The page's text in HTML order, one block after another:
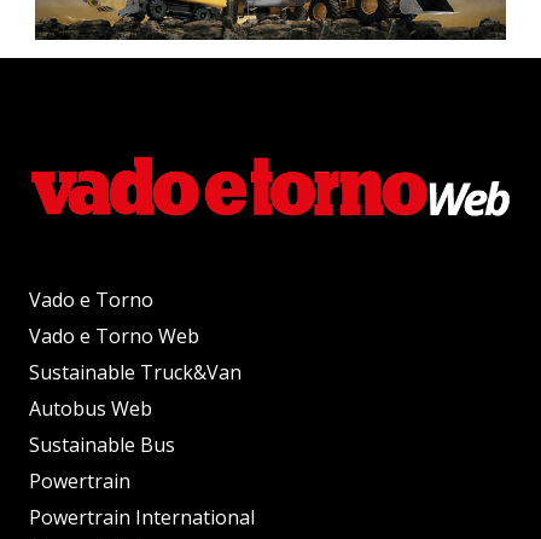
Vado e Torno
Vado e Torno Web
Sustainable Truck&Van
Autobus Web
Sustainable Bus
Powertrain
Powertrain International